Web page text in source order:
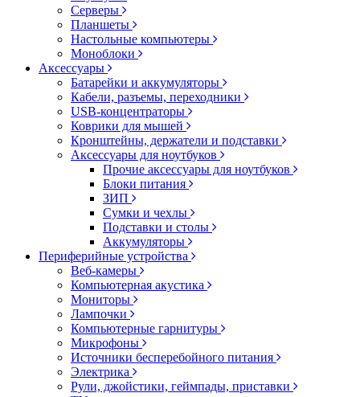
Серверы
Планшеты
Настольные компьютеры
Моноблоки
Аксессуары
Батарейки и аккумуляторы
Кабели, разъемы, переходники
USB-концентраторы
Коврики для мышей
Кронштейны, держатели и подставки
Аксессуары для ноутбуков
Прочие аксессуары для ноутбуков
Блоки питания
ЗИП
Сумки и чехлы
Подставки и столы
Аккумуляторы
Периферийные устройства
Веб-камеры
Компьютерная акустика
Мониторы
Лампочки
Компьютерные гарнитуры
Микрофоны
Источники бесперебойного питания
Электрика
Рули, джойстики, геймпады, приставки